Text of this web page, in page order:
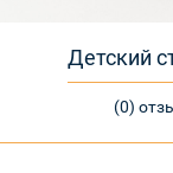
Детский
(0)